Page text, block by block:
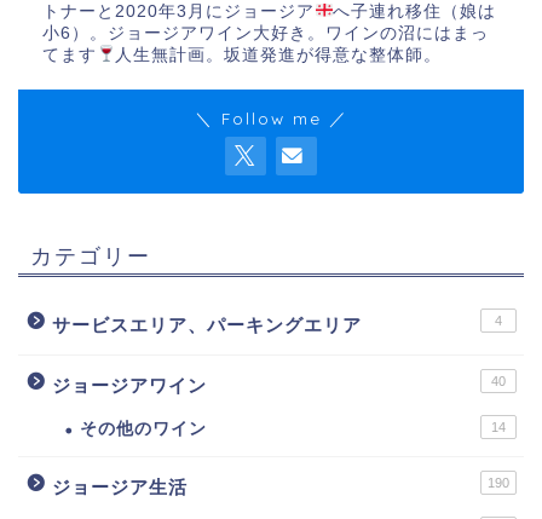
トナーと2020年3月にジョージア
へ子連れ移住（娘は
小6）。ジョージアワイン大好き。ワインの沼にはまっ
てます
人生無計画。坂道発進が得意な整体師。
＼ Follow me ／
カテゴリー
サービスエリア、パーキングエリア 4
ジョージアワイン 40
その他のワイン 14
ジョージア生活 190